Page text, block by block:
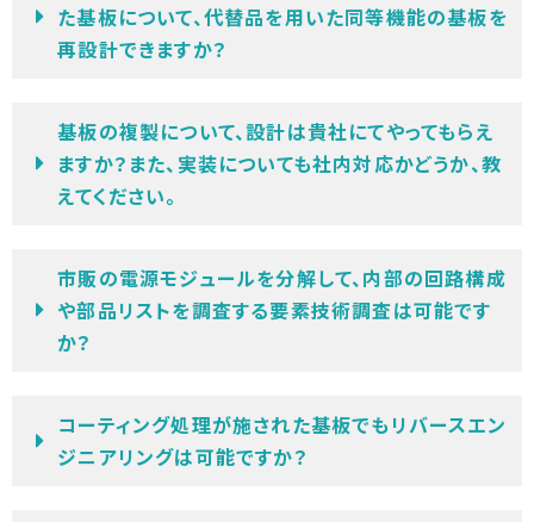
た基板について、代替品を用いた同等機能の基板を
再設計できますか？
基板の複製について、設計は貴社にてやってもらえ
ますか？また、実装についても社内対応かどうか、教
えてください。
市販の電源モジュールを分解して、内部の回路構成
や部品リストを調査する要素技術調査は可能です
か？
コーティング処理が施された基板でもリバースエン
ジニアリングは可能ですか？